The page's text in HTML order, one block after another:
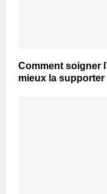
Comment soigner
mieux la